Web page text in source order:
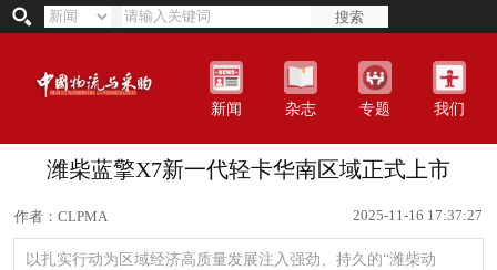
搜索
新闻 杂志 专题 我们
潍柴蓝擎X7新一代轻卡华南区域正式上市
作者：CLPMA 2025-11-16 17:37:27
以扎实行动为区域经济高质量发展注入强劲、持久的“潍柴动